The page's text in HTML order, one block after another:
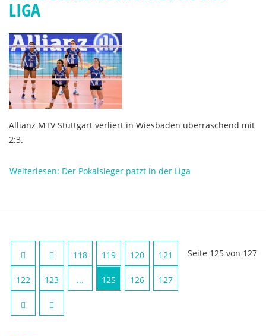
LIGA
Allianz MTV Stuttgart verliert in Wiesbaden überraschend mit
2:3.
Weiterlesen: Der Pokalsieger patzt in der Liga
Seite 125 von 127
118 119 120 121
122 123 ... 125 126 127